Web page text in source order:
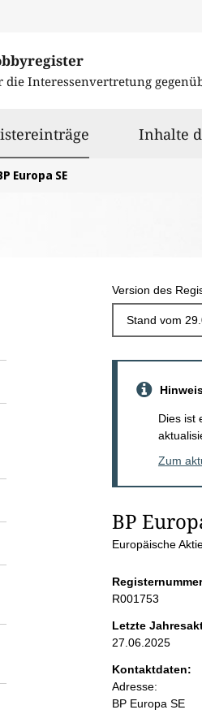
die Interessenvertretung
ausgewählt
Inhalte
Europa SE
Version des
e
n
i
n
h
Dies ist
Zum
BP
Europäische
R001753
Letzte
27.06.2025
Kontaktdaten:
Adresse:
BP Europa SE